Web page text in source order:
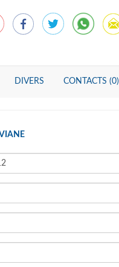
DIVERS CONTACTS (0)